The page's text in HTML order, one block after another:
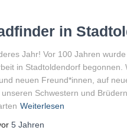
in
Jahr! Vor 100 Jahren
in Stadtoldendorf begonnen.
neuen Freund*innen, auf
Schwestern und
Weiterlesen
5 Jahren